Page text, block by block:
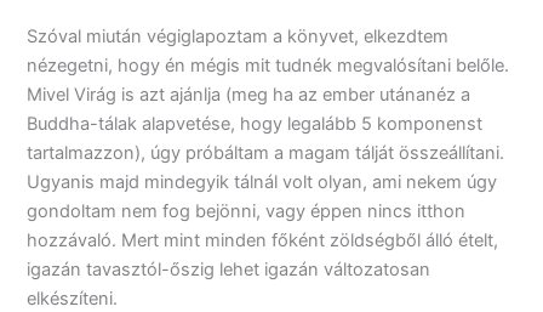
Szóval miután végiglapoztam a könyvet, elkezdtem
nézegetni, hogy én mégis mit tudnék megvalósítani belőle.
Mivel Virág is azt ajánlja (meg ha az ember utánanéz a
Buddha-tálak alapvetése, hogy legalább 5 komponenst
tartalmazzon), úgy próbáltam a magam tálját összeállítani.
Ugyanis majd mindegyik tálnál volt olyan, ami nekem úgy
gondoltam nem fog bejönni, vagy éppen nincs itthon
hozzávaló. Mert mint minden főként zöldségből álló ételt,
igazán tavasztól-őszig lehet igazán változatosan
elkészíteni.